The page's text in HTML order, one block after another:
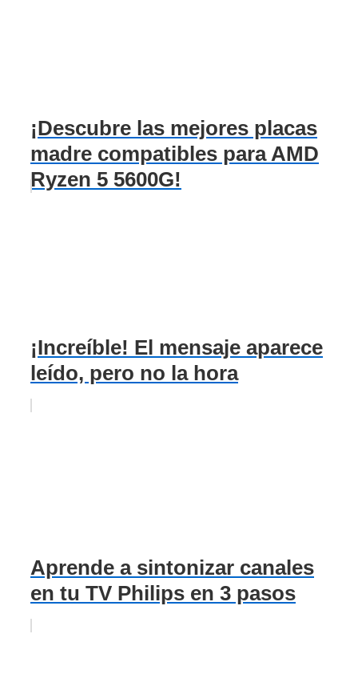
¡Descubre las mejores placas
madre compatibles para AMD
Ryzen 5 5600G!
¡Increíble! El mensaje aparece
leído, pero no la hora
Aprende a sintonizar canales
en tu TV Philips en 3 pasos